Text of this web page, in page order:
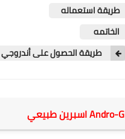
طريقة استعماله
الخاتمه
طريقة الحصول على أندروجي